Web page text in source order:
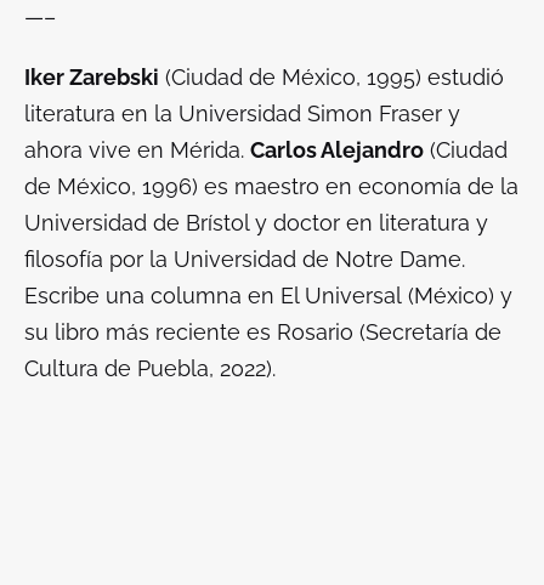
—–
Iker Zarebski (Ciudad de México, 1995) estudió
literatura en la Universidad Simon Fraser y
ahora vive en Mérida. Carlos Alejandro (Ciudad
de México, 1996) es maestro en economía de la
Universidad de Brístol y doctor en literatura y
filosofía por la Universidad de Notre Dame.
Escribe una columna en El Universal (México) y
su libro más reciente es Rosario (Secretaría de
Cultura de Puebla, 2022).